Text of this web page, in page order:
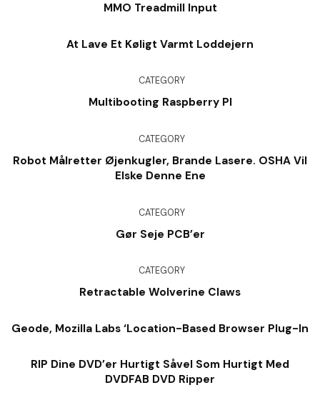
MMO Treadmill Input
At Lave Et Køligt Varmt Loddejern
CATEGORY
Multibooting Raspberry PI
CATEGORY
Robot Målretter Øjenkugler, Brande Lasere. OSHA Vil
Elske Denne Ene
CATEGORY
Gør Seje PCB’er
CATEGORY
Retractable Wolverine Claws
Geode, Mozilla Labs ‘Location-Based Browser Plug-In
RIP Dine DVD’er Hurtigt Såvel Som Hurtigt Med
DVDFAB DVD Ripper